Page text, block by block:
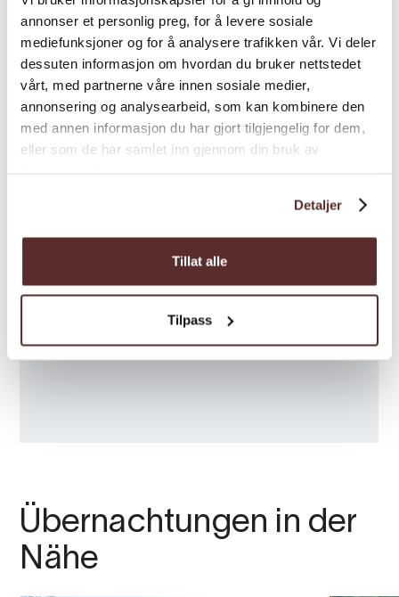
annonser et personlig preg, for å levere sosiale
mediefunksjoner og for å analysere trafikken vår. Vi deler
dessuten informasjon om hvordan du bruker nettstedet
vårt, med partnerne våre innen sosiale medier,
annonsering og analysearbeid, som kan kombinere den
med annen informasjon du har gjort tilgjengelig for dem,
eller som de har samlet inn gjennom din bruk av
Detaljer
Tillat alle
Tilpass
Übernachtungen in der
Nähe